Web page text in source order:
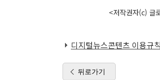
<저작권자(c) 글
디지털뉴스콘텐츠 이용규
뒤로가기